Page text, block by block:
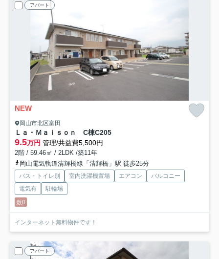
アパート
NEW
岡山市北区富田
Ｌａ・Ｍａｉｓｏｎ C棟C205
9.5万円 管理/共益費5,500円
2階 / 59.46㎡ / 2LDK /築11年
岡山電気軌道清輝橋線「清輝橋」駅 徒歩25分
バス・トイレ別 室内洗濯機置場 エアコン
バルコニー
電気有
駐輪場
敷0
インターネット無料物件です！
アパート